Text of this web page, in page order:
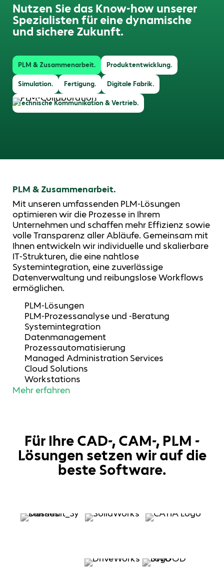
Nutzen Sie das Know-how unserer
Spezialisten für eine dynamische
und sichere Zukunft.
PLM & Zusammenarbeit. Produktentwicklung.
Simulation. Fertigung. Digitale Fabrik.
Technische Kommunikation & Vertrieb.
PLM & Zusammenarbeit.
Mit unseren umfassenden PLM‑Lösungen
optimieren wir die Prozesse in Ihrem
Unternehmen und schaffen mehr Effizienz sowie
volle Transparenz aller Abläufe. Gemeinsam mit
Ihnen entwickeln wir individuelle und skalierbare
IT‑Strukturen, die eine nahtlose
Systemintegration, eine zuverlässige
Datenverwaltung und reibungslose Workflows
ermöglichen.
PLM-Lösungen
PLM-Prozessanalyse und -Beratung
Systemintegration
Datenmanagement
Prozessautomatisierung
Managed Administration Services
Cloud Solutions
Workstations
Mehr erfahren
Für Ihre CAD-, CAM-, PLM -
Lösungen setzen wir auf die
beste Software.